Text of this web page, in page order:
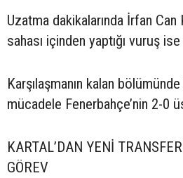
Uzatma dakikalarında İrfan Can
sahası içinden yaptığı vuruş
Karşılaşmanın kalan
mücadele Fenerbahçe’nin 2-0
KARTAL’DAN YENİ
GÖREV